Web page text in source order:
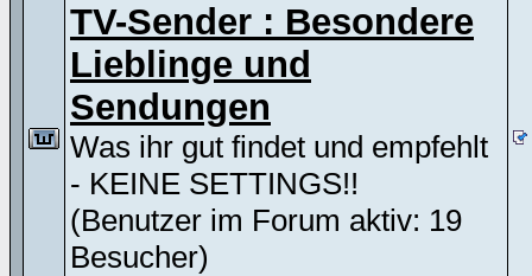
TV-Sender : Besondere
Lieblinge und
Sendungen
Was ihr gut findet und empfehlt
- KEINE SETTINGS!!
(Benutzer im Forum aktiv: 19
Besucher)